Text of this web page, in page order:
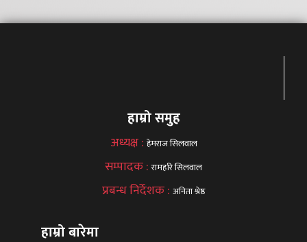
हाम्रो समुह
अध्यक्ष : हेमराज सिलवाल
सम्पादक :रामहरि सिलवाल
प्रबन्ध निर्देशक : अनिता श्रेष्ठ
हाम्रो बारेमा